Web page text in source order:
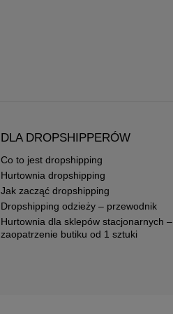
DLA DROPSHIPPERÓW
Co to jest dropshipping
Hurtownia dropshipping
Jak zacząć dropshipping
Dropshipping odzieży – przewodnik
Hurtownia dla sklepów stacjonarnych –
zaopatrzenie butiku od 1 sztuki